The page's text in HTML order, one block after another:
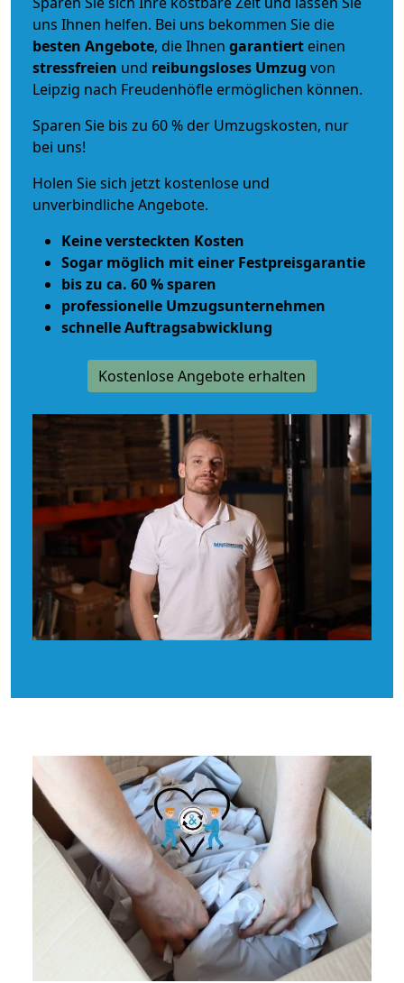
uns Ihnen helfen. Bei uns bekommen Sie die
besten Angebote, die Ihnen garantiert einen
stressfreien und reibungsloses Umzug von
Leipzig nach Freudenhöfle ermöglichen können.
Sparen Sie bis zu 60 % der Umzugskosten, nur
bei uns!
Holen Sie sich jetzt kostenlose und
unverbindliche Angebote.
Keine versteckten Kosten
Sogar möglich mit einer Festpreisgarantie
bis zu ca. 60 % sparen
professionelle Umzugsunternehmen
schnelle Auftragsabwicklung
Kostenlose Angebote erhalten